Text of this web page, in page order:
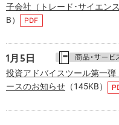
子会社（トレード･サイエン
B）
1月 5日
投資アドバイスツール第一弾
ースのお知らせ （145KB）